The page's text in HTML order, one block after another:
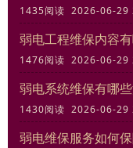
1435阅读 2026-06-29
弱电工程维保内容
1476阅读 2026-06-29
弱电系统维保有哪
1430阅读 2026-06-29
弱电维保服务如何